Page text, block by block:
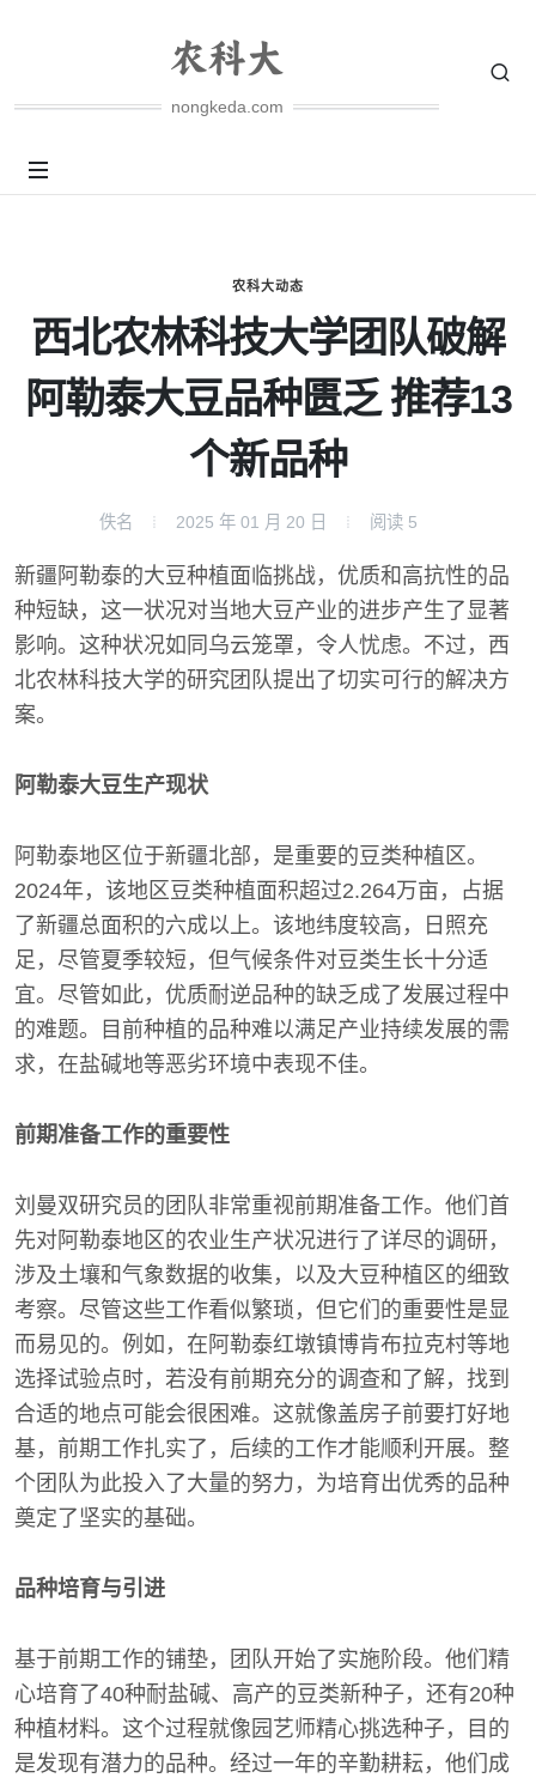
nongkeda.com
农科大动态
西北农林科技大学团队破解
阿勒泰大豆品种匮乏 推荐13
个新品种
佚名 2025 年 01 月 20 日 阅读 5
新疆阿勒泰的大豆种植面临挑战，优质和高抗性的品
种短缺，这一状况对当地大豆产业的进步产生了显著
影响。这种状况如同乌云笼罩，令人忧虑。不过，西
北农林科技大学的研究团队提出了切实可行的解决方
案。
阿勒泰大豆生产现状
阿勒泰地区位于新疆北部，是重要的豆类种植区。
2024年，该地区豆类种植面积超过2.264万亩，占据
了新疆总面积的六成以上。该地纬度较高，日照充
足，尽管夏季较短，但气候条件对豆类生长十分适
宜。尽管如此，优质耐逆品种的缺乏成了发展过程中
的难题。目前种植的品种难以满足产业持续发展的需
求，在盐碱地等恶劣环境中表现不佳。
前期准备工作的重要性
刘曼双研究员的团队非常重视前期准备工作。他们首
先对阿勒泰地区的农业生产状况进行了详尽的调研，
涉及土壤和气象数据的收集，以及大豆种植区的细致
考察。尽管这些工作看似繁琐，但它们的重要性是显
而易见的。例如，在阿勒泰红墩镇博肯布拉克村等地
选择试验点时，若没有前期充分的调查和了解，找到
合适的地点可能会很困难。这就像盖房子前要打好地
基，前期工作扎实了，后续的工作才能顺利开展。整
个团队为此投入了大量的努力，为培育出优秀的品种
奠定了坚实的基础。
品种培育与引进
基于前期工作的铺垫，团队开始了实施阶段。他们精
心培育了40种耐盐碱、高产的豆类新种子，还有20种
种植材料。这个过程就像园艺师精心挑选种子，目的
是发现有潜力的品种。经过一年的辛勤耕耘，他们成